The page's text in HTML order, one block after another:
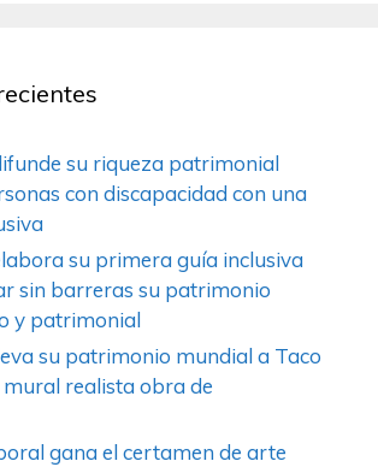
su riqueza patrimonial
con discapacidad con una
su primera guía inclusiva
sin barreras su patrimonio
y patrimonial
su patrimonio mundial a Taco
realista obra de
gana el certamen de arte